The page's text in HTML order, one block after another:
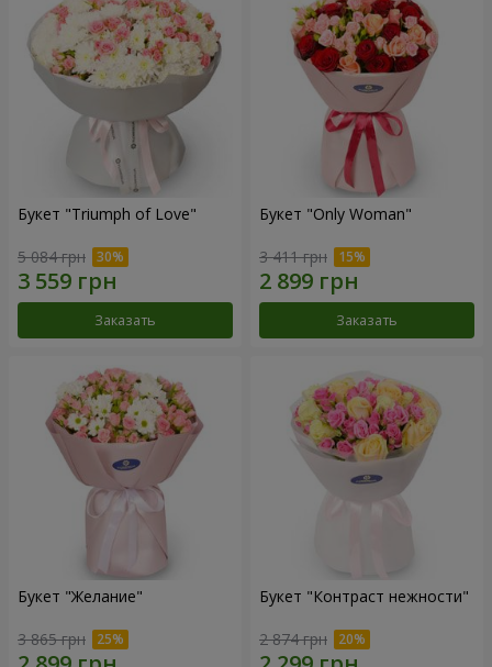
Букет "Triumph of Love"
5 084 грн
Заказать
Букет "Only Woman"
3 411 грн
Заказать
Букет "Желание"
3 865 грн
Букет "Контраст нежности"
2 874 грн